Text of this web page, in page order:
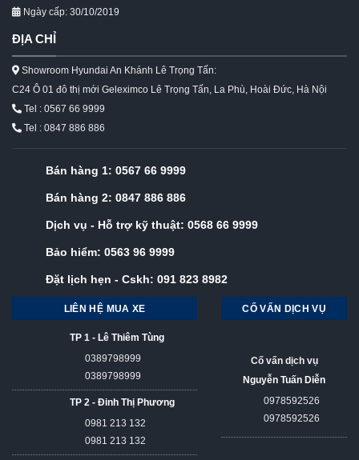
Ngày cấp: 30/10/2019
ĐỊA CHỈ
Showroom Hyundai An Khánh Lê Trọng Tấn:
C24 Ô 01 đô thị mới Geleximco Lê Trọng Tấn, La Phù, Hoài Đức, Hà Nội
Tel : 0567 66 9999
Tel : 0847 886 886
Bán hàng 1: 0567 66 9999
Bán hàng 2: 0847 886 886
Dịch vụ - Hỗ trợ kỹ thuật: 0568 66 9999
Bảo hiểm: 0563 96 9999
Đặt lịch hẹn - Cskh: 091 823 8982
LIÊN HỆ MUA XE
TP 1 - Lê Thiêm Tùng
0389798999
0389798999
TP 2 - Đinh Thị Phương
0981 213 132
0981 213 132
CỐ VẤN DỊCH VỤ
Cố vấn dịch vụ
Nguyễn Tuấn Diễn
0978592526
0978592526